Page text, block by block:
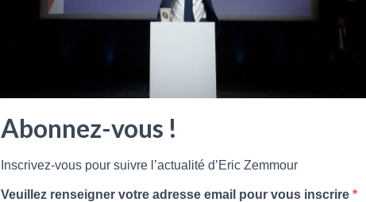
LAISSER UN COMMENTAIRE
Abonnez-vous !
Inscrivez-vous pour suivre l’actualité d’Eric Zemmour
Veuillez renseigner votre adresse email pour vous inscrire